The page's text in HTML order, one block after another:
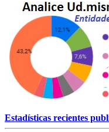
Estadísticas recientes